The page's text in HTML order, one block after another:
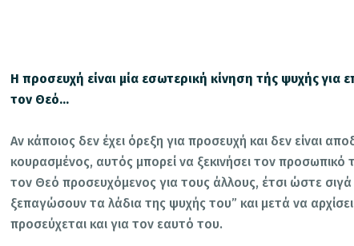
Η προσευχή είναι μία εσωτερική κίνηση τής ψυχής για
τον Θεό…
Αν κάποιος δεν έχει όρεξη για προσευχή και δεν είναι
κουρασμένος, αυτός μπορεί να ξεκινήσει τον προσωπικό
τον Θεό προσευχόμενος για τους άλλους, έτσι ώστε σιγά
ξεπαγώσουν τα λάδια της ψυχής του” και μετά να
προσεύχεται και για τον εαυτό του.